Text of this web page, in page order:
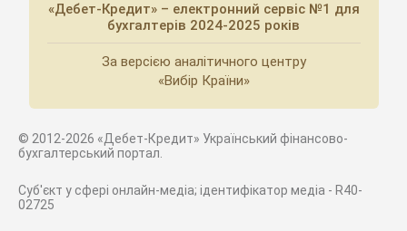
«Дебет-Кредит» – електронний сервіс №1 для
бухгалтерів 2024-2025 років
За версією аналітичного центру
«Вибір Країни»
© 2012-2026 «Дебет-Кредит» Український фінансово-
бухгалтерський портал.
Суб'єкт у сфері онлайн-медіа; ідентифікатор медіа - R40-
02725